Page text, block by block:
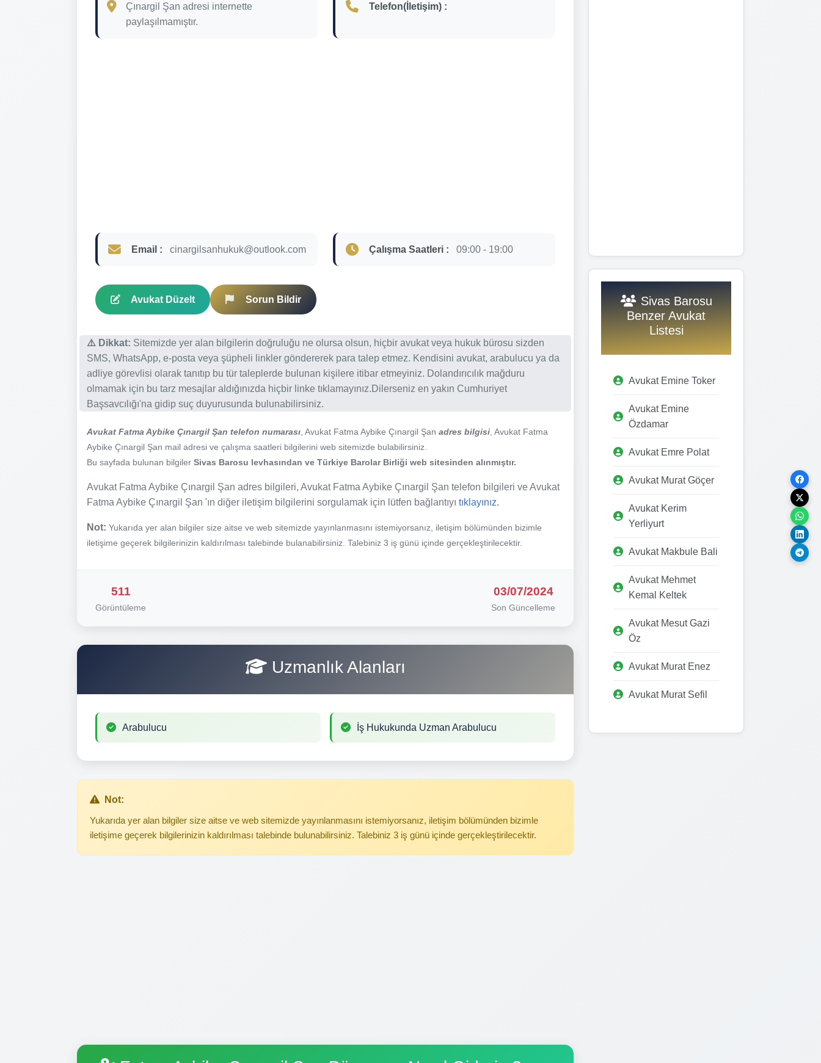
Çınargil Şan adresi internette
paylaşılmamıştır.
Telefon(İletişim) :
Email : cinargilsanhukuk@outlook.com Çalışma Saatleri : 09:00 - 19:00
Avukat Düzelt Sorun Bildir
⚠️ Dikkat: Sitemizde yer alan bilgilerin doğruluğu ne olursa olsun, hiçbir avukat veya hukuk bürosu sizden
SMS, WhatsApp, e-posta veya şüpheli linkler göndererek para talep etmez. Kendisini avukat, arabulucu ya da
adliye görevlisi olarak tanıtıp bu tür taleplerde bulunan kişilere itibar etmeyiniz. Dolandırıcılık mağduru
olmamak için bu tarz mesajlar aldığınızda hiçbir linke tıklamayınız.Dilerseniz en yakın Cumhuriyet
Başsavcılığı'na gidip suç duyurusunda bulunabilirsiniz.
Avukat Fatma Aybike Çınargil Şan telefon numarası , Avukat Fatma Aybike Çınargil Şan adres bilgisi , Avukat Fatma
Aybike Çınargil Şan mail adresi ve çalışma saatleri bilgilerini web sitemizde bulabilirsiniz.
Bu sayfada bulunan bilgiler Sivas Barosu levhasından ve Türkiye Barolar Birliği web sitesinden alınmıştır.
Avukat Fatma Aybike Çınargil Şan adres bilgileri, Avukat Fatma Aybike Çınargil Şan telefon bilgileri ve Avukat
Fatma Aybike Çınargil Şan 'ın diğer iletişim bilgilerini sorgulamak için lütfen bağlantıyı tıklayınız.
Not: Yukarıda yer alan bilgiler size aitse ve web sitemizde yayınlanmasını istemiyorsanız, iletişim bölümünden bizimle
iletişime geçerek bilgilerinizin kaldırılması talebinde bulanabilirsiniz. Talebiniz 3 iş günü içinde gerçekleştirilecektir.
511
Görüntüleme
03/07/2024
Son Güncelleme
Uzmanlık Alanları
Arabulucu İş Hukukunda Uzman Arabulucu
Not:
Yukarıda yer alan bilgiler size aitse ve web sitemizde yayınlanmasını istemiyorsanız, iletişim bölümünden bizimle
iletişime geçerek bilgilerinizin kaldırılması talebinde bulunabilirsiniz. Talebiniz 3 iş günü içinde gerçekleştirilecektir.
Sivas Barosu
Benzer Avukat
Listesi
Avukat Emine Toker
Avukat Emine
Özdamar
Avukat Emre Polat
Avukat Murat Göçer
Avukat Kerim
Yerliyurt
Avukat Makbule Bali
Avukat Mehmet
Kemal Keltek
Avukat Mesut Gazi
Öz
Avukat Murat Enez
Avukat Murat Sefil